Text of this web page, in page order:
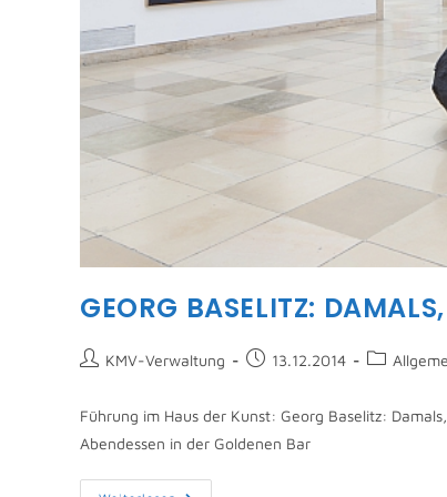
GEORG BASELITZ:
KMV-Verwaltung 13.12.2014
Führung im Haus der Kunst: Georg Baselitz:
Abendessen in der Goldenen Bar